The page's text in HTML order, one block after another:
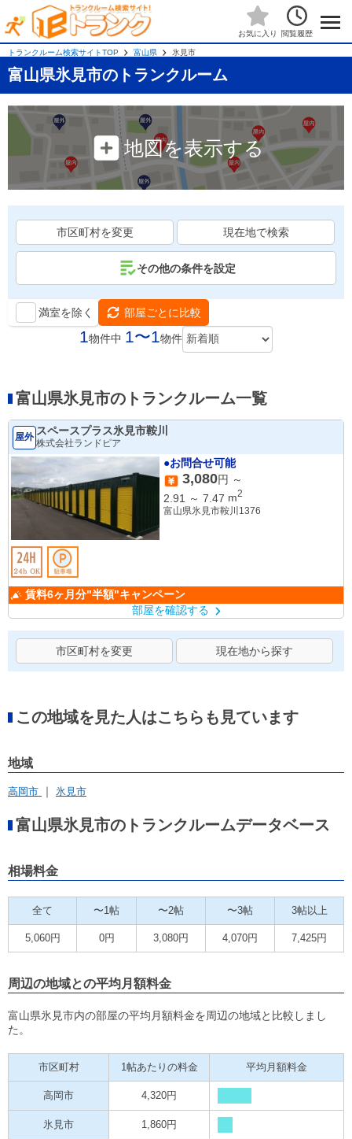
お気に入り 閲覧履歴
トランクルーム検索サイトTOP 富山県 氷見市
富山県氷見市のトランクルーム
地図を表示する
市区町村を変更 現在地で検索
その他の条件を設定
満室を除く 部屋ごとに比較
1物件中 1〜1物件
富山県氷見市のトランクルーム一覧
屋外 スペースプラス氷見市鞍川
株式会社ランドピア
●お問合せ可能
3,080円 ～
2.91
～ 7.47 m2
富山県氷見市鞍川1376
賃料6ヶ月分"半額"キャンペーン
部屋を確認する
市区町村を変更 現在地から探す
この地域を見た人はこちらも見ています
地域
高岡市 氷見市
富山県氷見市のトランクルームデータベース
相場料金
全て 〜1帖 〜2帖 〜3帖 3帖以上
5,060円 0円 3,080円 4,070円 7,425円
周辺の地域との平均月額料金
富山県氷見市内の部屋の平均月額料金を周辺の地域と比較しまし
た。
市区町村 1帖あたりの料金 平均月額料金
高岡市 4,320円
氷見市 1,860円